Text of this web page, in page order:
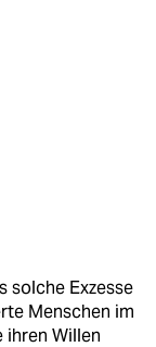
solche Exzesse
Menschen im
ihren Willen